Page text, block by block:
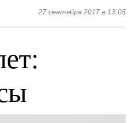
27 сентября 2017 в 13:05